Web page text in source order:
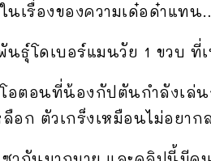
เรื่องของความเด๋อด๋าแทน
ธุ์โดเบอร์แมนวัย 1 ขวบ ที่
อตอนที่น้องกัปตันกำลังเ
อก ตัวเกร็งเหมือนไม่อยาก